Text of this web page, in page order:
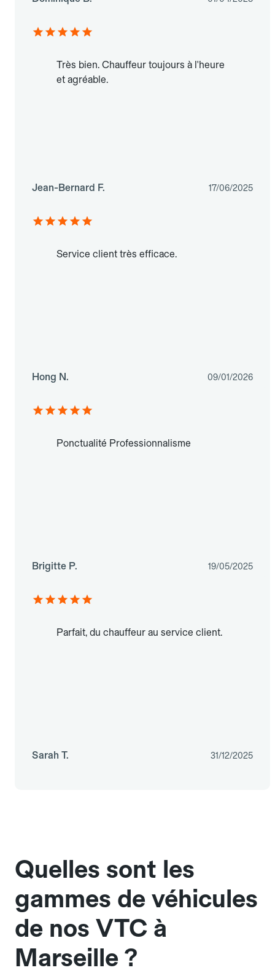
Très bien. Chauffeur toujours à l'heure
et agréable.
Jean-Bernard F. 17/06/2025
Service client très efficace.
Hong N. 09/01/2026
Ponctualité Professionnalisme
Brigitte P. 19/05/2025
Parfait, du chauffeur au service client.
Sarah T. 31/12/2025
Quelles sont les
gammes de véhicules
de nos VTC à
Marseille ?